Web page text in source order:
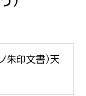
朱印文書）天